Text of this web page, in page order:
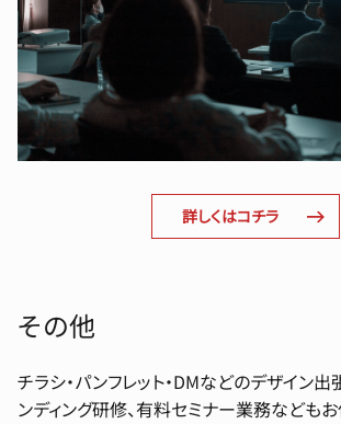
詳しくはコチラ
その他
チラシ・パンフレット・DMなどのデザイン
ンディング研修、有料セミナー業務などもお